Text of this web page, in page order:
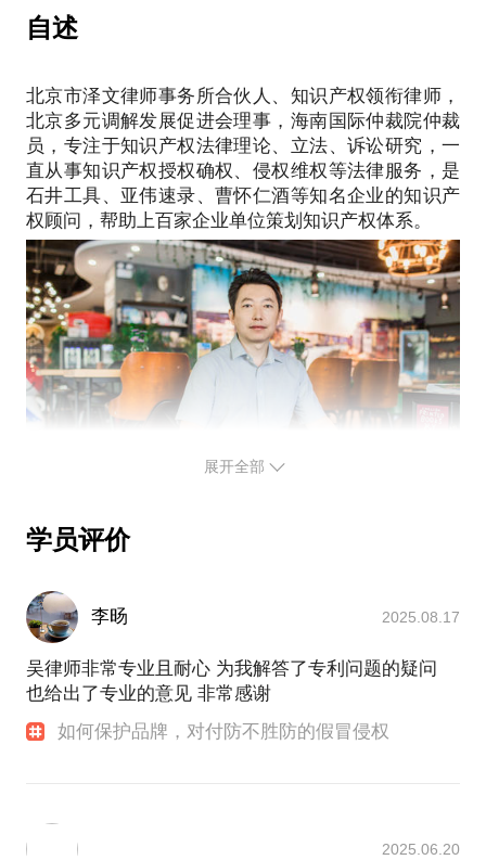
不具有任何法律效力。如您需要聘请律师，在行建议
您通过正式途径签订相关的律师代理合同、顾问合同
表平台观点，平台对话题内容不予担保，烦请知悉。
我用这些方法和思路指导过很多人，都成功了。
声明一下，我不是帮您起名字，只是教您起名字的方
假了几次，但是效果不明显。
侵权的成本太低，维权的成本却很高，怎么做能高效
遇到假冒伪劣产品，不知道该如何打击维权，请律师
又请不起，该怎么办？
很多时候看似简单的问题，对于创业企业来说可能就
比较难。对品牌的保护一直是创业者很关系的问题，
但往往只是在发生了以后才意识到这块有漏洞，所
以，尽可能在创业初期和创业发展的过程中，稳步的
建立起保护品牌的操作体系，伴随品牌的发展逐步展
开保护网络，为品牌发展保驾护航，这样才是最佳的
解决思路。
下单越聊，我可以帮您分析企业品牌现状，规划品牌
自述
北京市泽文律师事务所合伙人、知识产权领衔律师，
北京多元调解发展促进会理事，海南国际仲裁院仲裁
员，专注于知识产权法律理论、立法、诉讼研究，一
直从事知识产权授权确权、侵权维权等法律服务，是
石井工具、亚伟速录、曹怀仁酒等知名企业的知识产
展开全部
学员评价
李旸 2025.08.17
吴律师非常专业且耐心 为我解答了专利问题的疑问
也给出了专业的意见 非常感谢
如何保护品牌，对付防不胜防的假冒侵权
2025.06.20